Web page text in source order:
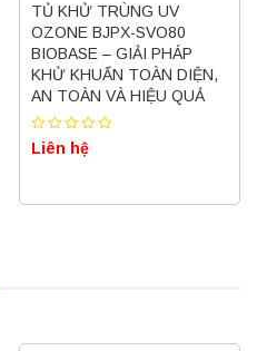
TỦ KHỬ TRÙNG UV
OZONE BJPX-SVO80
BIOBASE – GIẢI PHÁP
KHỬ KHUẨN TOÀN DIỆN,
AN TOÀN VÀ HIỆU QUẢ
Liên hệ